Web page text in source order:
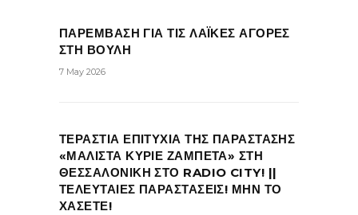
ΠΑΡΕΜΒΑΣΗ ΓΙΑ ΤΙΣ ΛΑΪΚΕΣ ΑΓΟΡΕΣ
ΣΤΗ ΒΟΥΛΗ
7 May 2026
ΤΕΡΑΣΤΙΑ ΕΠΙΤΥΧΙΑ ΤΗΣ ΠΑΡΑΣΤΑΣΗΣ
«ΜΑΛΙΣΤΑ ΚΥΡΙΕ ΖΑΜΠΕΤΑ» ΣΤΗ
ΘΕΣΣΑΛΟΝΙΚΗ ΣΤΟ RADIO CITY! ||
ΤΕΛΕΥΤΑΙΕΣ ΠΑΡΑΣΤΑΣΕΙΣ! ΜΗΝ ΤΟ
ΧΑΣΕΤΕ!